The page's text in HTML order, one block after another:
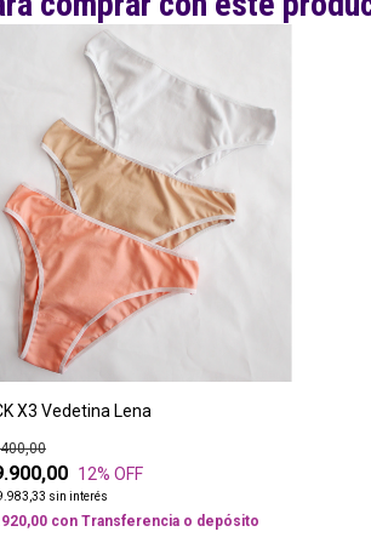
X3 Vedetina Lena
12% OFF
sin interés
con Transferencia o depósito